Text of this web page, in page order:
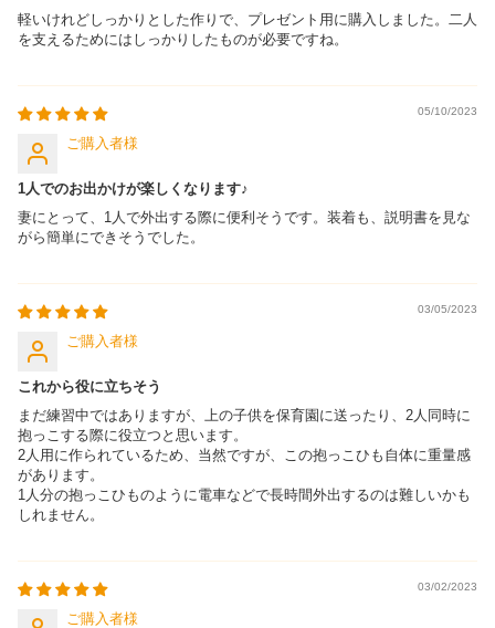
軽いけれどしっかりとした作りで、プレゼント用に購入しました。二人
を支えるためにはしっかりしたものが必要ですね。
05/10/2023
ご購入者
1人でのお出かけが楽しくなります♪
妻にとって、1人で外出する際に便利そうです。装着も、説明書を見な
がら簡単にできそうでした。
03/05/2023
ご購入者
これから役に立ちそう
まだ練習中ではありますが、上の子供を保育園に送ったり、2人同時に
抱っこする際に役立つと思います。
2人用に作られているため、当然ですが、この抱っこひも自体に重量感
があります。
1人分の抱っこひものように電車などで長時間外出するのは難しいかも
しれません。
03/02/2023
ご購入者